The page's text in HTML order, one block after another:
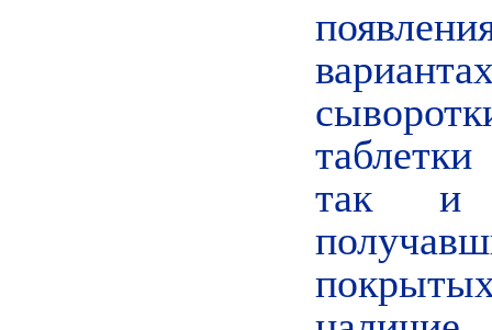
так и